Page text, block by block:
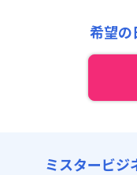
37,500円/
契約事務手数料 :
15,000円/
37,500円
希望の
ミスタービジ